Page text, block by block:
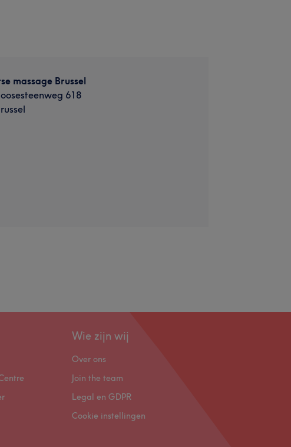
massage Brussel
618
Wie zijn wij
Over ons
Join the team
Legal en GDPR
Cookie instellingen